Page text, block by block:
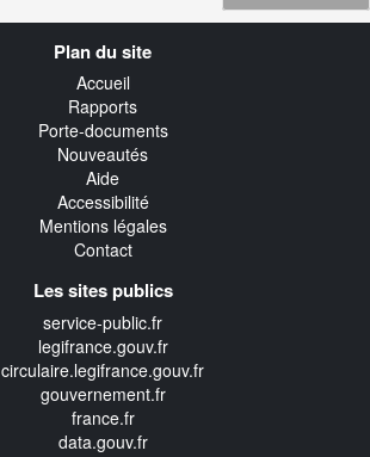
Plan du site
Accueil
Rapports
Porte-documents
Nouveautés
Aide
Accessibilité
Mentions légales
Contact
Les sites publics
service-public.fr
legifrance.gouv.fr
circulaire.legifrance.gouv.fr
gouvernement.fr
france.fr
data.gouv.fr